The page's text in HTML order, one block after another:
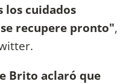
los cuidados
recupere pronto",
Brito aclaró que